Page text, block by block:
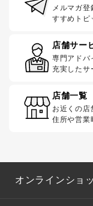
メルマガ
すすめトピ
店舗サー
専門アドバ
充実したサ
店舗一覧
お近くの店
住所や営業
オンラインショ